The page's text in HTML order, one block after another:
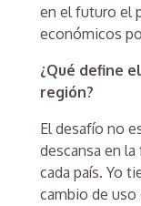
en el futuro el
económicos
¿Qué define
región?
El desafío no
descansa en
cada país. Yo
cambio de uso